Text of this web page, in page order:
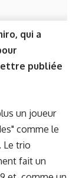
qui a
publiée
un joueur
comme le
Le trio
fait un